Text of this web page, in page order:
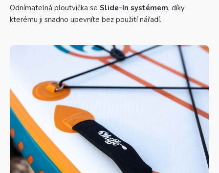
Odnímatelná ploutvička se Slide-In systémem, díky
kterému ji snadno upevníte bez použití nářadí.